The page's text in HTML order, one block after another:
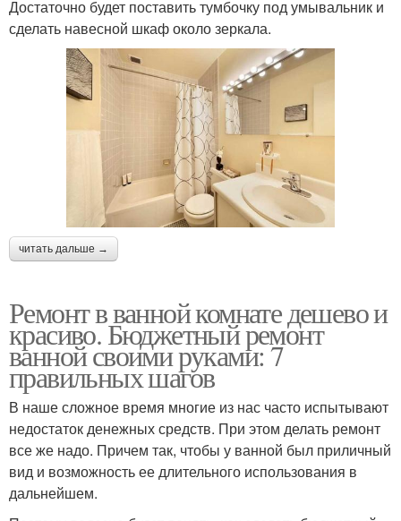
Достаточно будет поставить тумбочку под умывальник и
сделать навесной шкаф около зеркала.
читать дальше →
Ремонт в ванной комнате дешево и
красиво. Бюджетный ремонт
ванной своими руками: 7
правильных шагов
В наше сложное время многие из нас часто испытывают
недостаток денежных средств. При этом делать ремонт
все же надо. Причем так, чтобы у ванной был приличный
вид и возможность ее длительного использования в
дальнейшем.